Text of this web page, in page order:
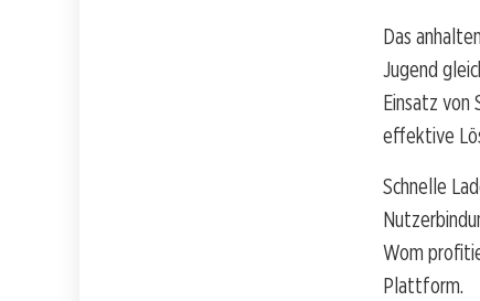
Das
Jugend
Einsatz
effektive
Schnelle
Wom
Plattform.